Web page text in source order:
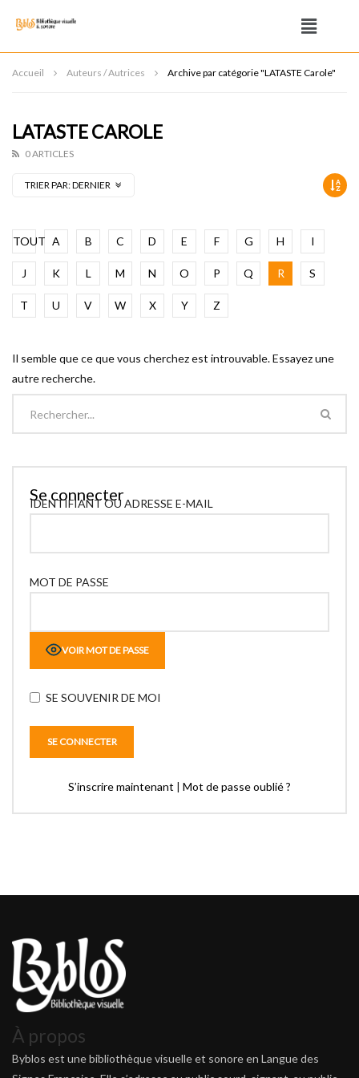
Accueil Auteurs / Autrices Archive par catégorie "LATASTE Carole"
LATASTE CAROLE
0 ARTICLES
TRIER PAR:DERNIER
TOUT A B C D E F G H I
J K L M N O P Q R S
T U V W X Y Z
Il semble que ce que vous cherchez est introuvable. Essayez une
autre recherche.
Se connecter
IDENTIFIANT OU ADRESSE E-MAIL
MOT DE PASSE
VOIR MOT DE PASSE
SE SOUVENIR DE MOI
S’inscrire maintenant | Mot de passe oublié ?
À propos
Byblos est une bibliothèque visuelle et sonore en Langue des